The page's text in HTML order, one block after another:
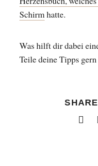
Schirmhatte.
Was hilft dir dabei
Teile deine Tipps